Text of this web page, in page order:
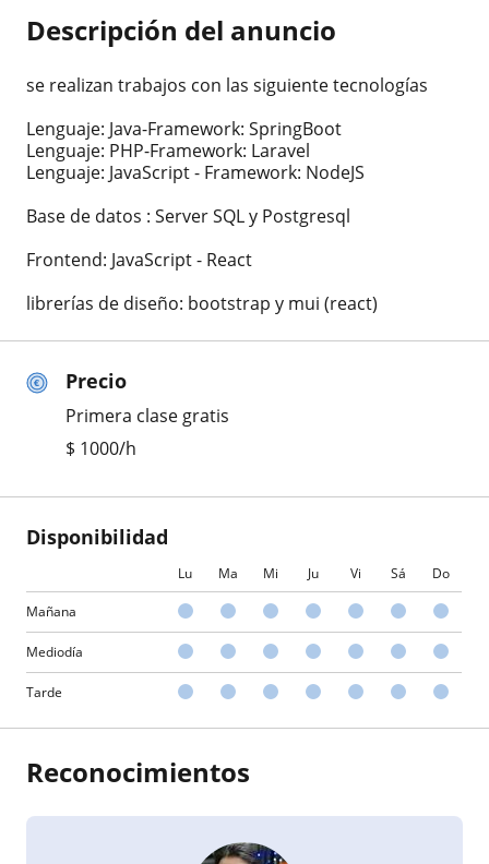
Precio
Primera clase gratis
$ 1000/h
Disponibilidad
Lu Ma Mi Ju Vi Sá Do
Mañana
Mediodía
Tarde
Descripción del anuncio
se realizan trabajos con las siguiente tecnologías
Lenguaje: Java-Framework: SpringBoot
Lenguaje: PHP-Framework: Laravel
Lenguaje: JavaScript - Framework: NodeJS
Base de datos : Server SQL y Postgresql
Frontend: JavaScript - React
librerías de diseño: bootstrap y mui (react)
Reconocimientos